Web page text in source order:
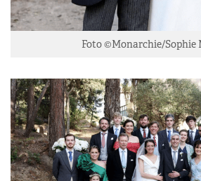
Foto ©Monarchie/Sophie